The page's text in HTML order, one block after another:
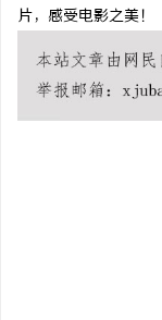
片，感受电影之美！